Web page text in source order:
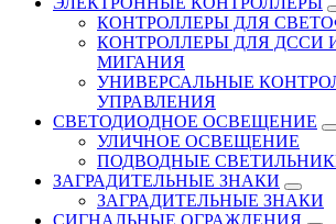
КОНТРОЛЛЕРЫ ДЛЯ
КОНТРОЛЛЕРЫ ДЛЯ ДССИ
МИГАНИЯ
УНИВЕРСАЛЬНЫЕ
УПРАВЛЕНИЯ
СВЕТОДИОДНОЕ ОСВЕЩЕНИЕ
УЛИЧНОЕ ОСВЕЩЕНИЕ
ПОДВОДНЫЕ
ЗАГРАДИТЕЛЬНЫЕ ЗНАКИ
ЗАГРАДИТЕЛЬНЫЕ ЗНАКИ
СИГНАЛЬНЫЕ ОГРАЖДЕНИЯ